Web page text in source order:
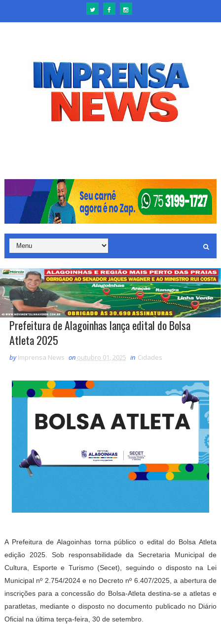
Prefeitura de Alagoinhas lança edital do Bolsa
Atleta 2025
by Imprensa News on outubro 01, 2025 in Cidades
A Prefeitura de Alagoinhas torna público o edital do Bolsa Atleta
edição 2025. Sob responsabilidade da Secretaria Municipal de
Cultura, Esporte e Turismo (Secet), seguindo o disposto na Lei
Municipal nº 2.754/2024 e no Decreto nº 6.407/2025, a abertura de
inscrições para a concessão do Bolsa-Atleta destina-se a atletas e
paratletas, mediante o disposto no documento publicado no Diário
Oficial na última terça-feira, 30 de setembro.